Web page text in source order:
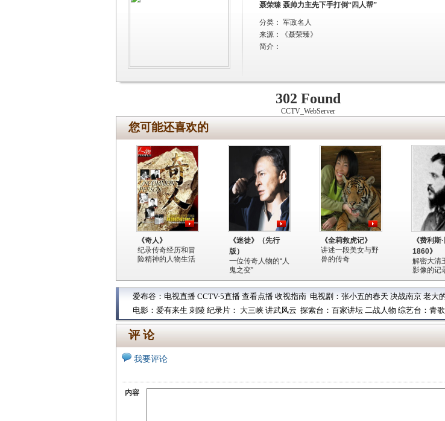
聂荣臻 聂帅力主先下手打倒“四人帮”
分类： 军政名人
来源：
《聂荣臻》
简介：
302 Found
CCTV_WebServer
您可能还喜欢的
《奇人》
纪录传奇经历和冒
险精神的人物生活
《迷徒》（先行
版）
一位传奇人物的“人
鬼之变”
《全莉救虎记》
讲述一段美女与野
兽的传奇
《费利斯
1860》
解密大清
影像的记
爱布谷： 电视直播 CCTV-5直播 查看点播 收视指南 电视剧： 张小五的春天 决战南京 老大
电影： 爱有来生 刺陵 纪录片： 大三峡 讲武风云 探索台： 百家讲坛 二战人物 综艺台： 青
评 论
我要评论
内容